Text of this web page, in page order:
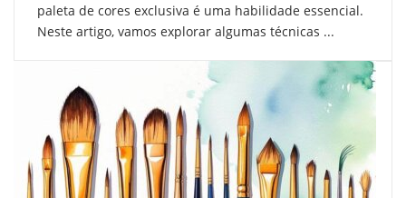
paleta de cores exclusiva é uma habilidade essencial.
Neste artigo, vamos explorar algumas técnicas ...